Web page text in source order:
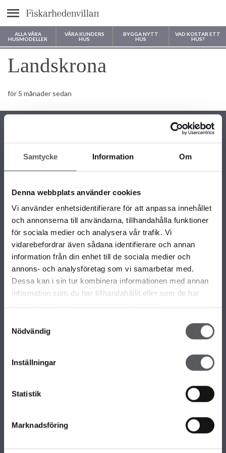
Samtycke Information Om
Denna webbplats använder cookies
Vi använder enhetsidentifierare för att anpassa innehållet
och annonserna till användarna, tillhandahålla funktioner
för sociala medier och analysera vår trafik. Vi
vidarebefordrar även sådana identifierare och annan
information från din enhet till de sociala medier och
annons- och analysföretag som vi samarbetar med.
Dessa kan i sin tur kombinera informationen med annan
information som du har tillhandahållit eller som de har
Nödvändig
Inställningar
Statistik
Marknadsföring
Meny
ALLA VÅRA
HUSMODELLER
VÅRA KUNDERS
HUS
BYGGA NYTT
HUS
VAD KOSTAR ETT
HUS?
Var vill du bygga ditt hus?
Landskrona
för 5 månader sedan
KONTAKTINFORMATION
info@fiskarhedenvillan.se
Box 882, 781 29 Borlänge
ALLA VÅRA HUSMODELLER
UNIKA HUS
FAMILJÄRKOLLEKTIONEN
FRITIDSHUS
KOMPLEMENTBOSTADSHUS
OM FISKARHEDENVILLAN
Jobba hos oss
Nyhetsbrev
KONTAKTA FISKARHEDENVILLAN
Huvudkontor